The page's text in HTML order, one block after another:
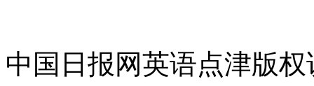
中国日报网英语点津版